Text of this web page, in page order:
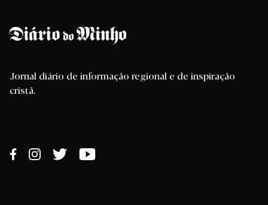
Jornal diário de informação regional e de inspiração
cristã.